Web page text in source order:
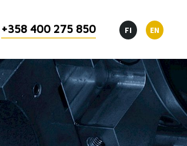
+358 400 275 850 FI EN